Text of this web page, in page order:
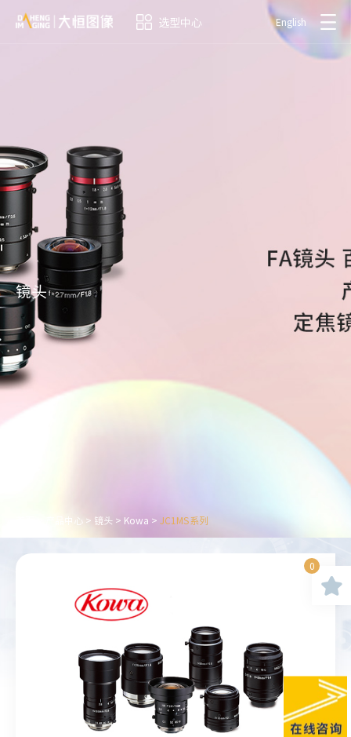
选型中心 English
镜头
产品中心 > 镜头 > Kowa > JC1MS系列
0